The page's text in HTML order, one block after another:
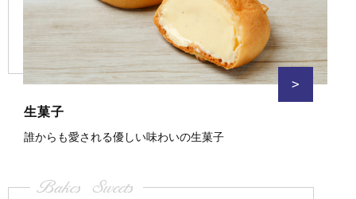
>
生菓子
誰からも愛される優しい味わいの生菓子
Bakes Sweets